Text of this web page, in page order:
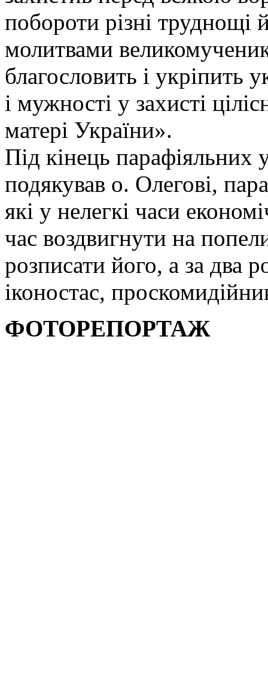
побороти різні труднощі
молитвами
благословить і укріпить
і мужності у захисті
матері України».
Під кінець парафіяльних
подякував о. Олегові,
які у нелегкі часи
час воздвигнути на
розписати його, а за два
іконостас,
ФОТОРЕПОРТАЖ